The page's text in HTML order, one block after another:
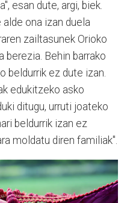
esan dute, argi, biek.
alde ona izan duela
zailtasunek Orioko
berezia. Behin barrako
beldurrik ez dute izan.
edukitzeko asko
ditugu, urruti joateko
beldurrik izan ez
moldatu diren familiak".